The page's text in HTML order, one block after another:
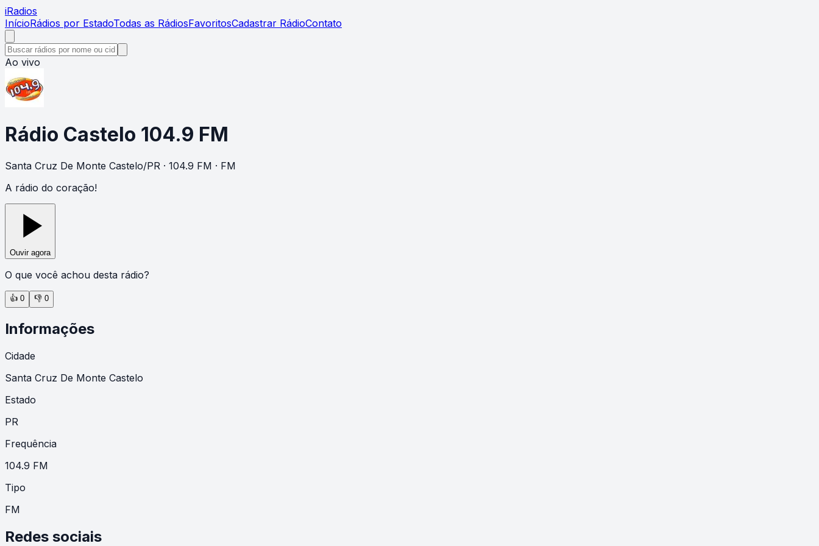
iRadios
InícioRádios por EstadoTodas as RádiosFavoritosCadastrar RádioContato
Ao vivo
Rádio Castelo 104.9 FM
Santa Cruz De Monte Castelo/PR · 104.9 FM · FM
A rádio do coração!
Ouvir agora
O que você achou desta rádio?
👍 0 👎 0
Informações
Cidade
Santa Cruz De Monte Castelo
Estado
PR
Frequência
104.9 FM
Tipo
FM
Redes sociais